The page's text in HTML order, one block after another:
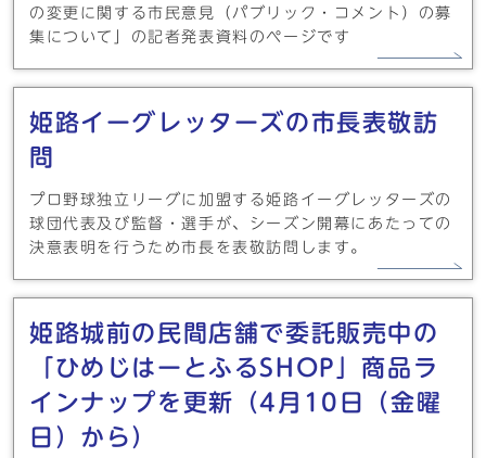
の変更に関する市民意見（パブリック・コメント）の募
集について」の記者発表資料のページです
姫路イーグレッターズの市長表敬訪
問
プロ野球独立リーグに加盟する姫路イーグレッターズの
球団代表及び監督・選手が、シーズン開幕にあたっての
決意表明を行うため市長を表敬訪問します。
姫路城前の民間店舗で委託販売中の
「ひめじはーとふるSHOP」商品ラ
インナップを更新（4月10日（金曜
日）から）